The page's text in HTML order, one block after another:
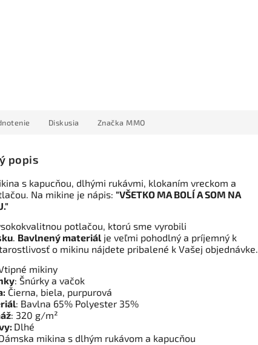
Diskusia Značka MMO
popis
s kapucňou, dlhými rukávmi, klokaním vreckom a
Na mikine je nápis: "VŠETKO MA BOLÍ A SOM NA
potlačou, ktorú sme vyrobili
. Bavlnený materiál je veľmi pohodlný a príjemný k
o mikinu nájdete pribalené k Vašej objednávke.
mikiny
: Šnúrky a vačok
Čierna, biela, purpurová
: Bavlna 65% Polyester 35%
: 320 g/m²
Dlhé
mikina s dlhým rukávom a kapucňou